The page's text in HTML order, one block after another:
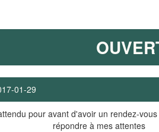
01-29
pour avant d'avoir un rendez-
répondre à mes attentes